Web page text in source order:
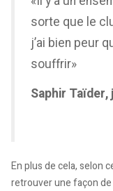
sorte que le
j’ai bien peur
souffrir»
Saphir
En plus de cela, selon
retrouver une façon